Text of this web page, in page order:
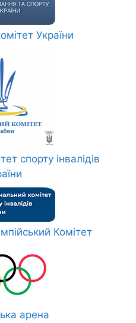
України
спорту інвалідів
Комітет
арена